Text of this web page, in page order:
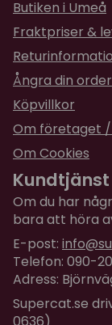
Butiken i Umeå
Fraktpriser &
Ångra din order
Köpvillkor
Om företaget
Om Cookies
Kundtjänst
Om du har
bara att höra
E-post:
Telefon: 090-
Adress:
Supercat.se